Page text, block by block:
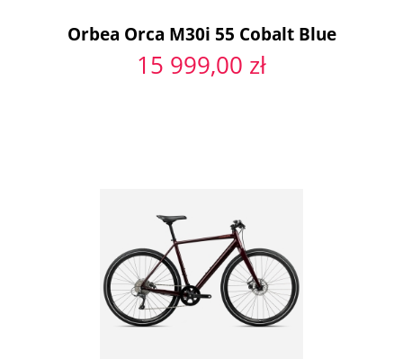
Orbea Orca M30i 55 Cobalt Blue
15 999,00 zł